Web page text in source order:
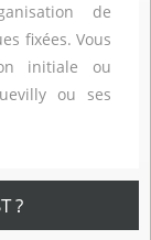
de
fixées. Vous
initiale ou
ou ses
?